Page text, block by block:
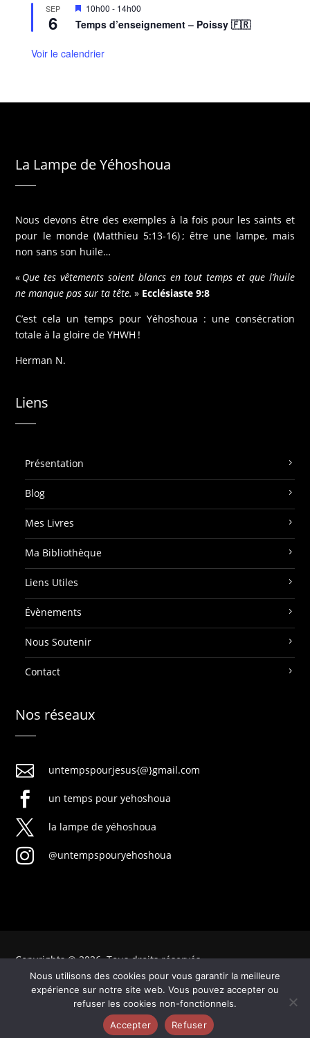
SEP
6
M
s
n
10h00 - 14h00
Temps d’enseignement – Poissy 🇫🇷
Voir le calendrier
La Lampe de Yéhoshoua
Nous devons être des exemples à la fois pour les saints et
pour le monde (Matthieu 5:13-16) ; être une lampe, mais
non sans son huile…
« Que tes vêtements soient blancs en tout temps et que l’huile
ne manque pas sur ta tête. » Ecclésiaste 9:8
C’est cela un temps pour Yéhoshoua : une consécration
totale à la gloire de YHWH !
Herman N.
Liens
Présentation
Blog
Mes Livres
Ma Bibliothèque
Liens Utiles
Évènements
Nous Soutenir
Contact
Nos réseaux
 untempspourjesus{@}gmail.com
 un temps pour yehoshoua
 la lampe de yéhoshoua
 @untempspouryehoshoua
Copyrights © 2026. Tous droits réservés
Mentions légales |Politique de confidentialité
Nous utilisons des cookies pour vous garantir la meilleure
expérience sur notre site web. Vous pouvez accepter ou
refuser les cookies non-fonctionnels.
Accepter
Refuser